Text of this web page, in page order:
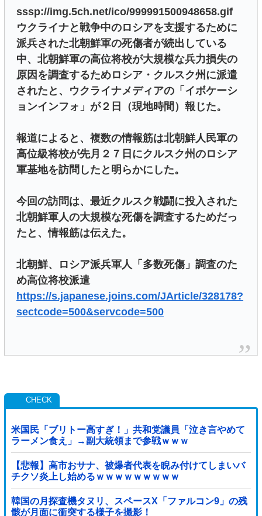
sssp://img.5ch.net/ico/999991500948658.gif
ウクライナと戦争中のロシアを支援するために
派兵された北朝鮮軍の死傷者が続出している
中、北朝鮮軍の高位将校が大規模な兵力損失の
原因を調査するためロシア・クルスク州に派遣
されたと、ウクライナメディアの「イボケーシ
ョンインフォ」が２日（現地時間）報じた。
報道によると、複数の情報筋は北朝鮮人民軍の
高位級将校が先月２７日にクルスク州のロシア
軍基地を訪問したと明らかにした。
今回の訪問は、最近クルスク戦闘に投入された
北朝鮮軍人の大規模な死傷を調査するためだっ
たと、情報筋は伝えた。
北朝鮮、ロシア派兵軍人「多数死傷」調査のた
め高位将校派遣
https://s.japanese.joins.com/JArticle/328178?
sectcode=500&servcode=500
米国民「ブリトー高すぎ！」共和党議員「泣き言やめて
ラーメン食え」→副大統領まで参戦ｗｗｗ
【悲報】高市おサナ、被爆者代表を睨み付けてしまいバ
チクソ炎上し始めるｗｗｗｗｗｗｗｗｗ
韓国の月探査機タヌリ、スペースX「ファルコン9」の残
骸が月面に衝突する様子を撮影！